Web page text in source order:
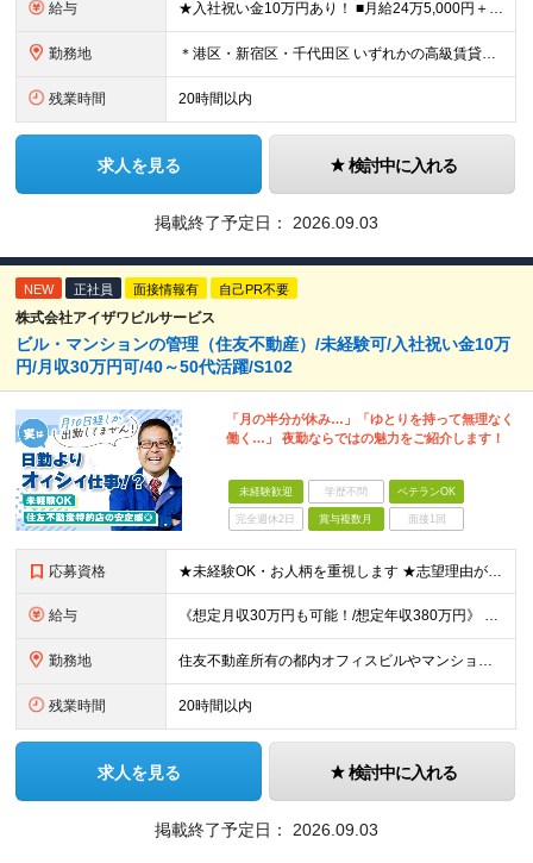
給与 ★入社祝い金10万円あり！ ■月給24万5,000円＋賞与年2回(2カ月/2025年実績)＋時間外手当＋資格手当＋交通費 ※一律英会話手当（2万円）を含みます ※給与は経験・能力等を考慮して決定し
勤務地 ＊港区・新宿区・千代田区 いずれかの高級賃貸マンションにて勤務 ◇港区南麻布エリア ◇新宿区エリア ◇千代田区エリア ★竣工するマンション（南青山）でのオープニング募集もあります！ 【本社】 東
残業時間 20時間以内
求人を見る 検討中に入れる
掲載終了予定日： 2026.09.03
NEW 正社員 面接情報有 自己PR不要
株式会社アイザワビルサービス
ビル・マンションの管理（住友不動産）/未経験可/入社祝い金10万
円/月収30万円可/40～50代活躍/S102
「月の半分が休み…」「ゆとりを持って無理なく
働く…」 夜勤ならではの魅力をご紹介します！
未経験歓迎 学歴不問 ベテランOK
完全週休2日 賞与複数月 面接1回
応募資格 ★未経験OK・お人柄を重視します ★志望理由が明確でない方もお気軽にご応募ください！ ■高卒以上 ■60歳未満の方(定年年齢による理由) ＜長く安心して働きやすい＞ 当社では現在20代～60代の管理
給与 《想定月収30万円も可能！/想定年収380万円》 ■月給24万5000円以上＋賞与年2回(2カ月/2025年実績)＋時間外手当＋資格手当＋役職手当＋交通費 ………… ≪昇給、賞与、および各種諸手当につ
勤務地 住友不動産所有の都内オフィスビルやマンションでの勤務となります。 ★希望を考慮し、転居を伴う転勤はありません。 ★新宿・日本橋・半蔵門・飯田橋・秋葉原・中野・大崎をはじめとした23区のビルが対象です。
残業時間 20時間以内
求人を見る 検討中に入れる
掲載終了予定日： 2026.09.03